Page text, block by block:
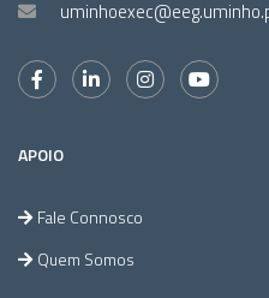
APOIO
Fale Connosco
Quem Somos